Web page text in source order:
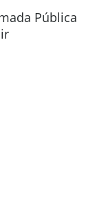
Pública